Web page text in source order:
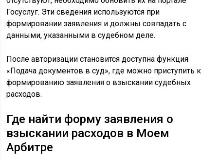
Госуслуг. Эти сведения используются при
формировании заявления и должны совпадать с
данными, указанными в судебном деле.
После авторизации становится доступна функция
«Подача документов в суд», где можно приступить к
формированию заявления о взыскании судебных
расходов.
Где найти форму заявления о
взыскании расходов в Моем
Арбитре